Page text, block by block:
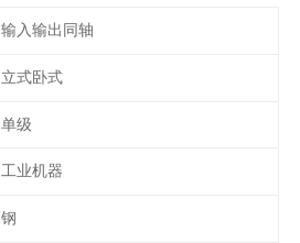
输入输出同轴
立式卧式
单级
工业机器
钢